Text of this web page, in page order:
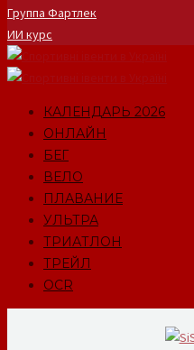
Группа Фартлек
ИИ курс
КАЛЕНДАРЬ 2026
ОНЛАЙН
БЕГ
ВЕЛО
ПЛАВАНИЕ
УЛЬТРА
ТРИАТЛОН
ТРЕЙЛ
OCR